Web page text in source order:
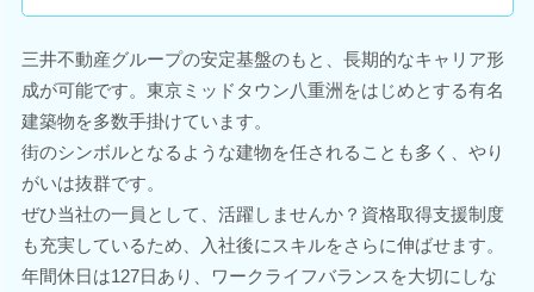
三井不動産グループの安定基盤のもと、長期的なキャリア形
成が可能です。東京ミッドタウン八重洲をはじめとする有名
建築物を多数手掛けています。
街のシンボルとなるような建物を任されることも多く、やり
がいは抜群です。
ぜひ当社の一員として、活躍しませんか？資格取得支援制度
も充実しているため、入社後にスキルをさらに伸ばせます。
年間休日は127日あり、ワークライフバランスを大切にしな